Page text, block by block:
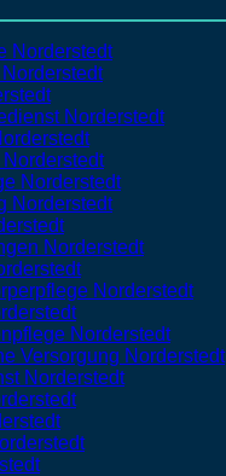
Norderstedt
Norderstedt
Norderstedt
Norderstedt
Norderstedt
Norderstedt
Norderstedt
Versorgung Norderstedt
Norderstedt